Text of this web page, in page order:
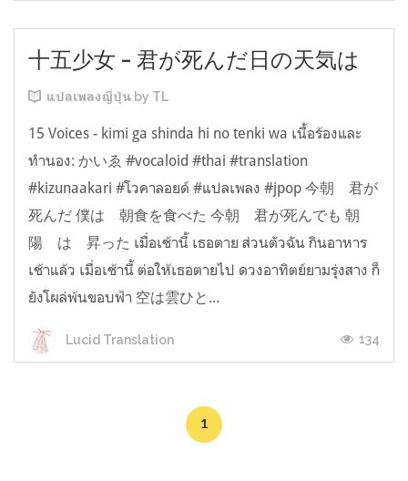
十五少女 - 君が死んだ日の天気は
แปลเพลงญี่ปุ่น by TL
15 Voices - kimi ga shinda hi no tenki wa เนื้อร้องและ
ทำนอง: かいゑ #vocaloid #thai #translation
#kizunaakari #โวคาลอยด์ #แปลเพลง #jpop 今朝 君が
死んだ 僕は 朝食を食べた 今朝 君が死んでも 朝
陽 は 昇った เมื่อเช้านี้ เธอตาย ส่วนตัวฉัน กินอาหาร
เช้าแล้ว เมื่อเช้านี้ ต่อให้เธอตายไป ดวงอาทิตย์ยามรุ่งสาง ก็
ยังโผล่พ้นขอบฟ้า 空は雲ひと...
Lucid Translation 134
1